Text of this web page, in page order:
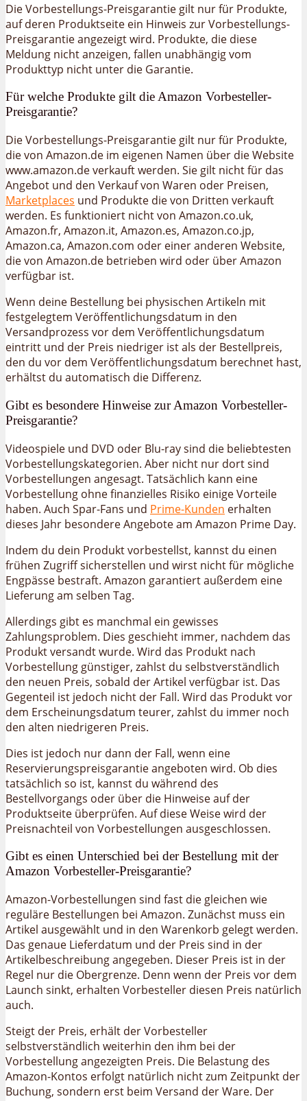
Die Vorbestellungs-Preisgarantie gilt nur für Produkte,
auf deren Produktseite ein Hinweis zur Vorbestellungs-
Preisgarantie angezeigt wird. Produkte, die diese
Meldung nicht anzeigen, fallen unabhängig vom
Produkttyp nicht unter die Garantie.
Für welche Produkte gilt die Amazon Vorbesteller-
Preisgarantie?
Die Vorbestellungs-Preisgarantie gilt nur für Produkte,
die von Amazon.de im eigenen Namen über die Website
www.amazon.de verkauft werden. Sie gilt nicht für das
Angebot und den Verkauf von Waren oder Preisen,
Marketplaces und Produkte die von Dritten verkauft
werden. Es funktioniert nicht von Amazon.co.uk,
Amazon.fr, Amazon.it, Amazon.es, Amazon.co.jp,
Amazon.ca, Amazon.com oder einer anderen Website,
die von Amazon.de betrieben wird oder über Amazon
verfügbar ist.
Wenn deine Bestellung bei physischen Artikeln mit
festgelegtem Veröffentlichungsdatum in den
Versandprozess vor dem Veröffentlichungsdatum
eintritt und der Preis niedriger ist als der Bestellpreis,
den du vor dem Veröffentlichungsdatum berechnet hast,
erhältst du automatisch die Differenz.
Gibt es besondere Hinweise zur Amazon Vorbesteller-
Preisgarantie?
Videospiele und DVD oder Blu-ray sind die beliebtesten
Vorbestellungskategorien. Aber nicht nur dort sind
Vorbestellungen angesagt. Tatsächlich kann eine
Vorbestellung ohne finanzielles Risiko einige Vorteile
haben. Auch Spar-Fans und Prime-Kunden erhalten
dieses Jahr besondere Angebote am Amazon Prime Day.
Indem du dein Produkt vorbestellst, kannst du einen
frühen Zugriff sicherstellen und wirst nicht für mögliche
Engpässe bestraft. Amazon garantiert außerdem eine
Lieferung am selben Tag.
Allerdings gibt es manchmal ein gewisses
Zahlungsproblem. Dies geschieht immer, nachdem das
Produkt versandt wurde. Wird das Produkt nach
Vorbestellung günstiger, zahlst du selbstverständlich
den neuen Preis, sobald der Artikel verfügbar ist. Das
Gegenteil ist jedoch nicht der Fall. Wird das Produkt vor
dem Erscheinungsdatum teurer, zahlst du immer noch
den alten niedrigeren Preis.
Dies ist jedoch nur dann der Fall, wenn eine
Reservierungspreisgarantie angeboten wird. Ob dies
tatsächlich so ist, kannst du während des
Bestellvorgangs oder über die Hinweise auf der
Produktseite überprüfen. Auf diese Weise wird der
Preisnachteil von Vorbestellungen ausgeschlossen.
Gibt es einen Unterschied bei der Bestellung mit der
Amazon Vorbesteller-Preisgarantie?
Amazon-Vorbestellungen sind fast die gleichen wie
reguläre Bestellungen bei Amazon. Zunächst muss ein
Artikel ausgewählt und in den Warenkorb gelegt werden.
Das genaue Lieferdatum und der Preis sind in der
Artikelbeschreibung angegeben. Dieser Preis ist in der
Regel nur die Obergrenze. Denn wenn der Preis vor dem
Launch sinkt, erhalten Vorbesteller diesen Preis natürlich
auch.
Steigt der Preis, erhält der Vorbesteller
selbstverständlich weiterhin den ihm bei der
Vorbestellung angezeigten Preis. Die Belastung des
Amazon-Kontos erfolgt natürlich nicht zum Zeitpunkt der
Buchung, sondern erst beim Versand der Ware. Der